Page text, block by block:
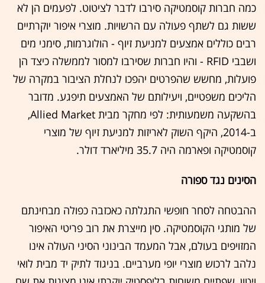
כמה חברות קוסמטיקה סירבו לדבר לציטוט. לפעמים הן לא
ששות גם לשתף פעולה עם הרשויות. מוצרי איפור יוקרתיים
רבים כוללים אמצעים למניעת זיוף - הולוגרמות, סימני מים
ושבבי RFID - והיו חברות שסירבו למסור לממשלה כיצד הן
פועלות, מחשש שהפרטים יהפכו לנחלת הציבור במקרה של
הליכים משפטיים, ויעילותם של האמצעים תיפגע. מדובר
בהשקעה משמעותית: לפי מחקר מבית Allied Market,
ב-2014, היקף השוק לאריזות למניעת זיוף של מוצרי
קוסמטיקה ופארמה היה 35.7 מיליארד דולר.
הסינים נגד ספורה
ההבטחה לסחר חופשי התגלתה כאכזבה כפולה מבחינתם
של מותגי הקוסמטיקה. סין מייצרת את רוב פריטי האיפור
המזויפים בעולם, אבל המעמד הבינוני הסיני העולה אינו
נלהב לרכוש מוצרי יופי מערביים. בניגוד לתיק יד מבית לואי